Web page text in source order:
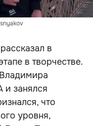
в
в творчестве.
и занялся
что
уровня,